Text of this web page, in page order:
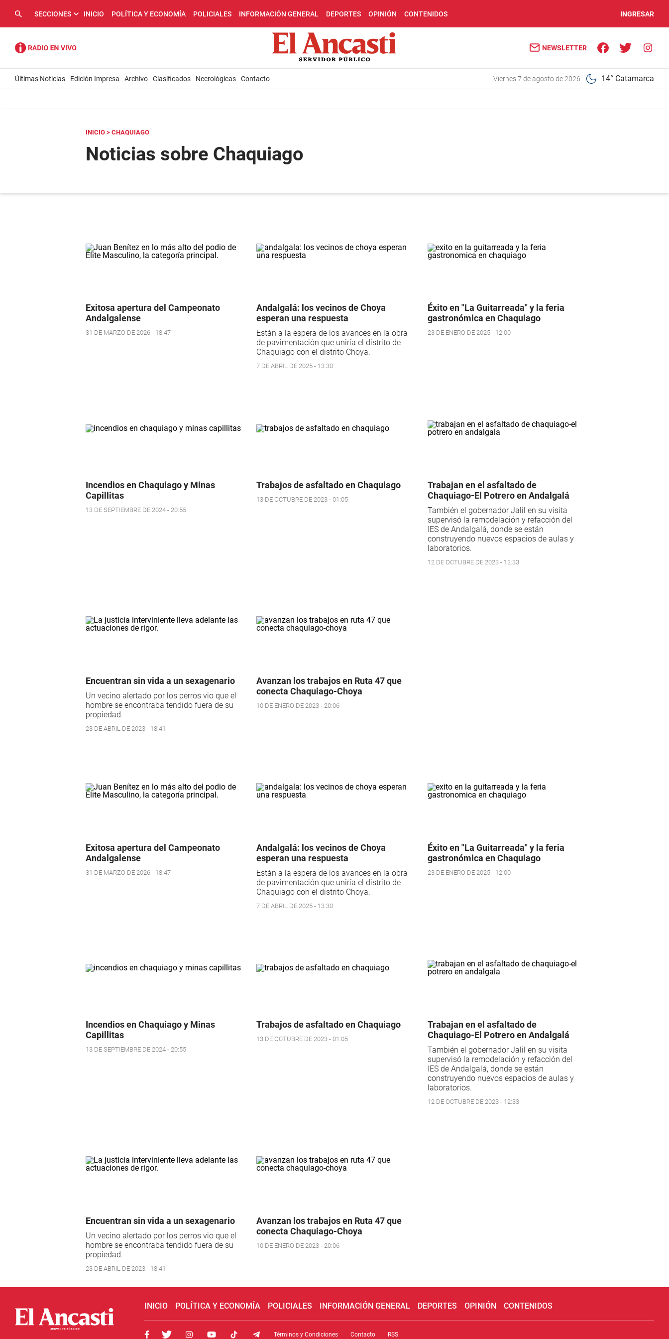
SECCIONES INICIO POLÍTICA Y ECONOMÍA POLICIALES INFORMACIÓN GENERAL DEPORTES OPINIÓN CONTENIDOS INGRESAR
NEWSLETTER
Últimas Noticias Edición Impresa Archivo Clasificados Necrológicas Contacto viernes 7 de agosto de 2026 14° Catamarca
INICIO > CHAQUIAGO
Noticias sobre Chaquiago
Exitosa apertura del Campeonato
Andalgalense
31 DE MARZO DE 2026 - 18:47
Andalgalá: los vecinos de Choya
esperan una respuesta
Están a la espera de los avances en la obra
de pavimentación que uniría el distrito de
Chaquiago con el distrito Choya.
7 DE ABRIL DE 2025 - 13:30
Éxito en "La Guitarreada" y la feria
gastronómica en Chaquiago
23 DE ENERO DE 2025 - 12:00
Incendios en Chaquiago y Minas
Capillitas
13 DE SEPTIEMBRE DE 2024 - 20:55
Trabajos de asfaltado en Chaquiago
13 DE OCTUBRE DE 2023 - 01:05
Trabajan en el asfaltado de
Chaquiago-El Potrero en Andalgalá
También el gobernador Jalil en su visita
supervisó la remodelación y refacción del
IES de Andalgalá, donde se están
construyendo nuevos espacios de aulas y
laboratorios.
12 DE OCTUBRE DE 2023 - 12:33
Encuentran sin vida a un sexagenario
Un vecino alertado por los perros vio que el
hombre se encontraba tendido fuera de su
propiedad.
23 DE ABRIL DE 2023 - 18:41
Avanzan los trabajos en Ruta 47 que
conecta Chaquiago-Choya
10 DE ENERO DE 2023 - 20:06
Exitosa apertura del Campeonato
Andalgalense
31 DE MARZO DE 2026 - 18:47
Andalgalá: los vecinos de Choya
esperan una respuesta
Están a la espera de los avances en la obra
de pavimentación que uniría el distrito de
Chaquiago con el distrito Choya.
7 DE ABRIL DE 2025 - 13:30
Éxito en "La Guitarreada" y la feria
gastronómica en Chaquiago
23 DE ENERO DE 2025 - 12:00
Incendios en Chaquiago y Minas
Capillitas
13 DE SEPTIEMBRE DE 2024 - 20:55
Trabajos de asfaltado en Chaquiago
13 DE OCTUBRE DE 2023 - 01:05
Trabajan en el asfaltado de
Chaquiago-El Potrero en Andalgalá
También el gobernador Jalil en su visita
supervisó la remodelación y refacción del
IES de Andalgalá, donde se están
construyendo nuevos espacios de aulas y
laboratorios.
12 DE OCTUBRE DE 2023 - 12:33
Encuentran sin vida a un sexagenario
Un vecino alertado por los perros vio que el
hombre se encontraba tendido fuera de su
propiedad.
23 DE ABRIL DE 2023 - 18:41
Avanzan los trabajos en Ruta 47 que
conecta Chaquiago-Choya
10 DE ENERO DE 2023 - 20:06
INICIO POLÍTICA Y ECONOMÍA POLICIALES INFORMACIÓN GENERAL DEPORTES OPINIÓN CONTENIDOS
Términos y Condiciones Contacto RSS